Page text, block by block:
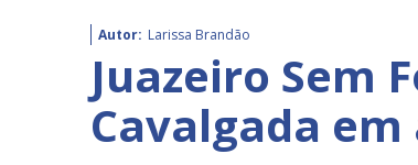
Autor: Larissa Brandão
Juazeiro Sem
Cavalgada